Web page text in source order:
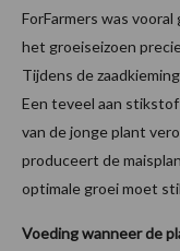
ForFarmers was
het groeiseizoen
Tijdens de
Een teveel aan
van de jonge plant
produceert de
optimale groei moet
Voeding wanneer de